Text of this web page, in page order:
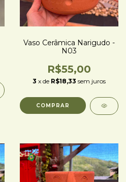
Vaso Cerâmica Narigudo -
N03
R$55,00
3 x de R$18,33 sem juros